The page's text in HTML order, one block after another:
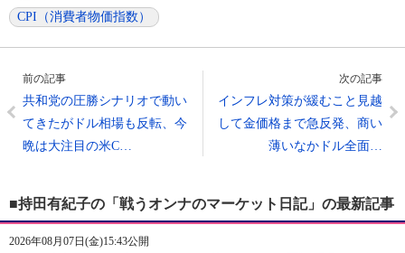
CPI（消費者物価指数）
前の記事
共和党の圧勝シナリオで動い
てきたがドル相場も反転、今
晩は大注目の米C…
次の記事
インフレ対策が緩むこと見越
して金価格まで急反発、商い
薄いなかドル全面…
■持田有紀子の「戦うオンナのマーケット日記」の最新記事
2026年08月07日(金)15:43公開